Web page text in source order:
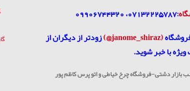
:07132225787، 09906744320
(janome_shiraz@)
زودتر از دیگران از
ویژه با خبر شوید.
دشتی-فروشگاه چرخ خیاطی و اتو پرس کاظم پور